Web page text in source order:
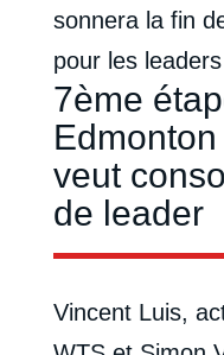
sonnera la fin
pour les
7ème
veut
de leader
Vincent Luis,